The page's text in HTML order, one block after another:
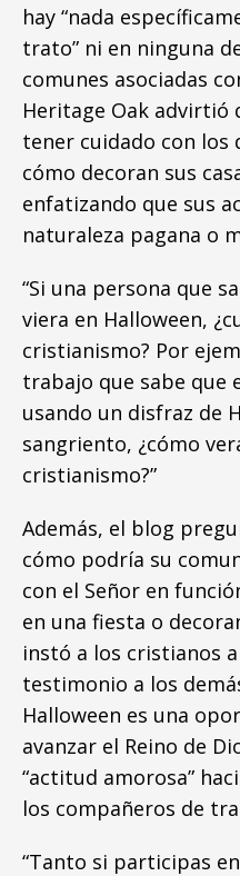
hay “nada
trato” ni en ninguna
comunes asociadas
Heritage Oak advirtió
tener cuidado con los
cómo decoran sus
enfatizando que sus
naturaleza pagana o
“Si una persona que
viera en Halloween,
cristianismo? Por
trabajo que sabe que
usando un disfraz de
sangriento, ¿cómo
cristianismo?”
Además, el blog
cómo podría su
con el Señor en
en una fiesta o
instó a los cristianos
testimonio a los
Halloween es una
avanzar el Reino de
“actitud amorosa”
los compañeros de
“Tanto si participas